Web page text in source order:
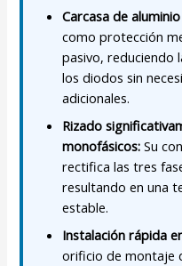
Carcasa de
como protección
pasivo, reduciendo
los diodos sin
adicionales.
Rizado
monofásicos: Su
rectifica las tres
resultando en una
estable.
Instalación rápida
orificio de montaje